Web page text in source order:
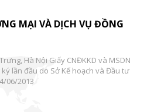
MẠI VÀ DỊCH VỤ ĐỒNG
Hà Nội Giấy CNĐKKD và MSDN
ký lần đầu do Sở Kế hoạch và Đầu tư
06/2013